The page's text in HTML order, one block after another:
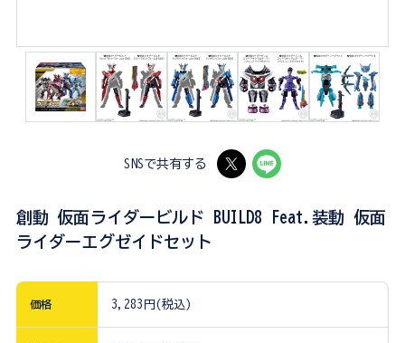
SNSで共有する
創動 仮面ライダービルド BUILD8 Feat.装動 仮面
ライダーエグゼイドセット
価格 3,283円(税込)